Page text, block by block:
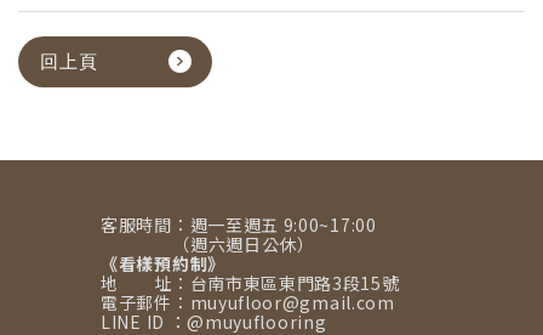
回上頁
客服時間：週一至週五 9:00~17:00
（週六週日公休）
《看樣預約制》
地 址：台南市東區東門路3段15號
電子郵件：muyufloor@gmail.com
LINE ID ：@muyuflooring